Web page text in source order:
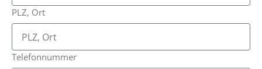
PLZ, Ort
Telefonnummer